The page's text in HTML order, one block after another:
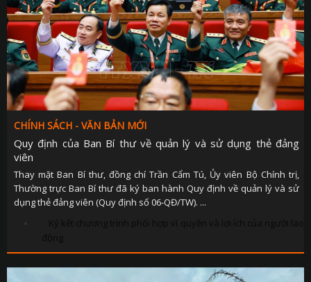
CHÍNH SÁCH - VĂN BẢN MỚI
Quy định của Ban Bí thư về quản lý và sử dụng thẻ đảng
viên
Thay mặt Ban Bí thư, đồng chí Trần Cẩm Tú, Ủy viên Bộ Chính trị,
Thường trực Ban Bí thư đã ký ban hành Quy định về quản lý và sử
dụng thẻ đảng viên (Quy định số 06-QĐ/TW). ...